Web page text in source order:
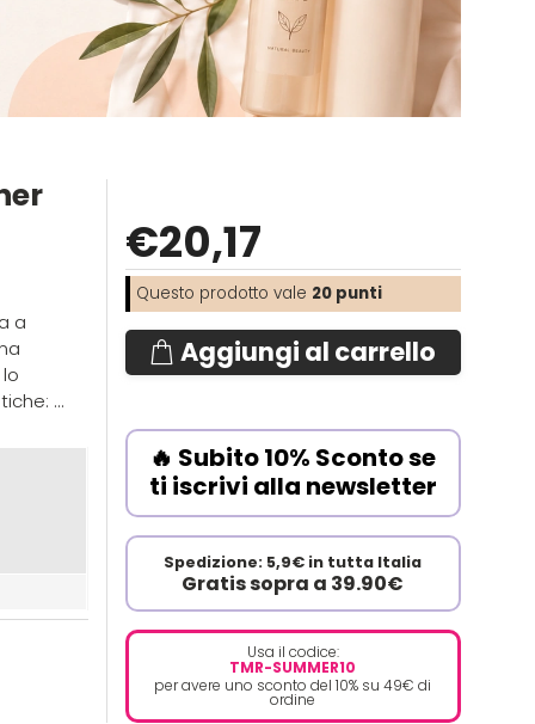
a
...
€20,17
Questo prodotto vale 20punti
Aggiungi al carrello
🔥 Subito 10% Sconto se
ti iscrivi alla newsletter
Spedizione: 5,9€ in tutta Italia
Gratis sopra a 39.90€
Usa il codice:
TMR-SUMMER10
per avere uno sconto del 10% su 49€ di
ordine